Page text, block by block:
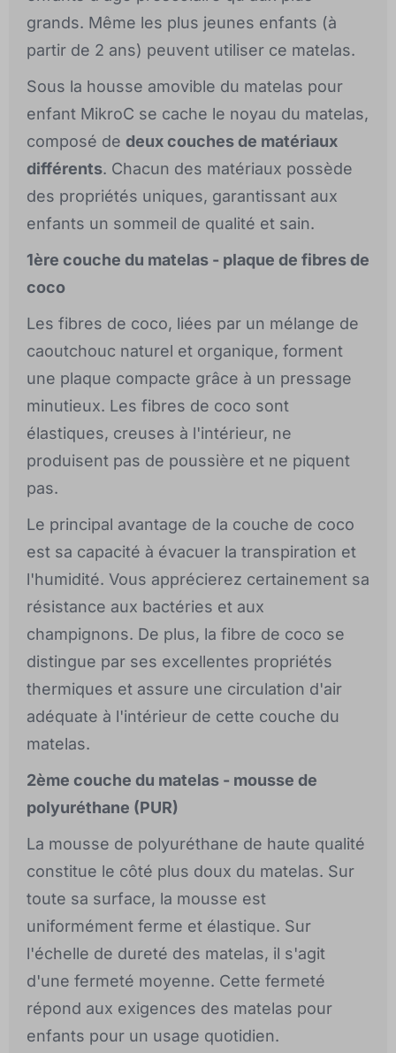
grands. Même les plus jeunes enfants (à
partir de 2 ans) peuvent utiliser ce matelas.
Sous la housse amovible du matelas pour
enfant MikroC se cache le noyau du matelas,
composé de deux couches de matériaux
différents. Chacun des matériaux possède
des propriétés uniques, garantissant aux
enfants un sommeil de qualité et sain.
1ère couche du matelas - plaque de fibres de
coco
Les fibres de coco, liées par un mélange de
caoutchouc naturel et organique, forment
une plaque compacte grâce à un pressage
minutieux. Les fibres de coco sont
élastiques, creuses à l'intérieur, ne
produisent pas de poussière et ne piquent
pas.
Le principal avantage de la couche de coco
est sa capacité à évacuer la transpiration et
l'humidité. Vous apprécierez certainement sa
résistance aux bactéries et aux
champignons. De plus, la fibre de coco se
distingue par ses excellentes propriétés
thermiques et assure une circulation d'air
adéquate à l'intérieur de cette couche du
matelas.
2ème couche du matelas - mousse de
polyuréthane (PUR)
La mousse de polyuréthane de haute qualité
constitue le côté plus doux du matelas. Sur
toute sa surface, la mousse est
uniformément ferme et élastique. Sur
l'échelle de dureté des matelas, il s'agit
d'une fermeté moyenne. Cette fermeté
répond aux exigences des matelas pour
enfants pour un usage quotidien.